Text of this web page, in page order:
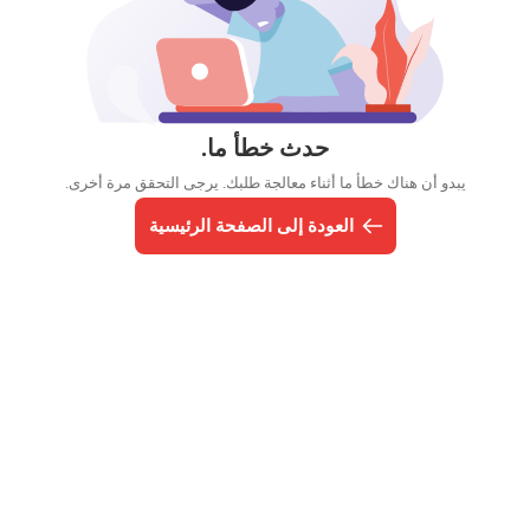
حدث خطأ ما.
يبدو أن هناك خطأ ما أثناء معالجة طلبك. يرجى التحقق مرة أخرى.
العودة إلى الصفحة الرئيسية